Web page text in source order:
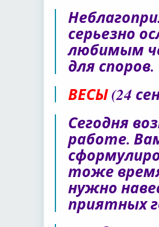
серьезно
любимым
для споров.
ВЕСЫ(24
Сегодня
работе.
тоже
нужно
приятных